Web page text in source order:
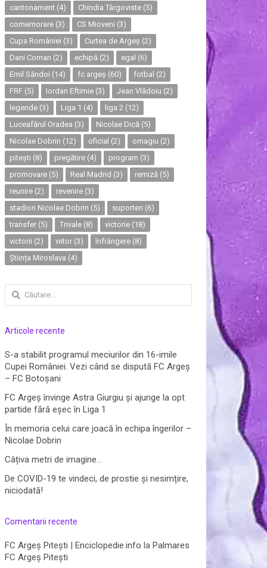
cantonament (4) Chindia Târgoviste (5)
comemorare (3) CS Mioveni (3)
Cupa României (3) Curtea de Argeș (2)
Dani Coman (2) echipă (2) egal (6)
Emil Săndoi (14) fc argeș (60) fotbal (2)
FRF (5) Iordan Eftimie (3) Jean Vlădoiu (2)
legende (3) Liga 1 (4) liga 2 (12)
Luceafărul Oradea (3) Nicolae Dică (5)
Nicolae Dobrin (12) oficial (2) omagiu (2)
pitești (8) pregătire (4) program (3)
promovare (5) Real Madrid (3) remiză (5)
reunire (2) revenire (3)
stadion Nicolae Dobrin (5) suporteri (6)
transfer (5) Trivale (8) victorie (18)
victorii (2) viitor (3) înfrângere (8)
Știința Miroslava (4)
Caută
după:
Articole recente
S-a stabilit programul meciurilor din 16-imile
Cupei României. Vezi când se dispută FC Argeș
– FC Botoșani
FC Argeș învinge Astra Giurgiu și ajunge la opt
partide fără eșec în Liga 1
În memoria celui care joacă în echipa îngerilor –
Nicolae Dobrin
Câțiva metri de imagine…
De COVID-19 te vindeci, de prostie și nesimțire,
niciodată!
Comentarii recente
FC Argeș Pitești | Enciclopedie.info laPalmares
FC Argeș Pitești